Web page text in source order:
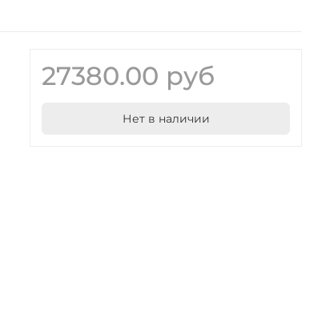
27380.00 руб
Нет в наличии